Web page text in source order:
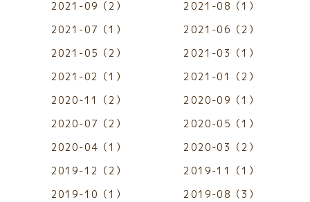
2021-09（2）
2021-08（1）
2021-07（1）
2021-06（2）
2021-05（2）
2021-03（1）
2021-02（1）
2021-01（2）
2020-11（2）
2020-09（1）
2020-07（2）
2020-05（1）
2020-04（1）
2020-03（2）
2019-12（2）
2019-11（1）
2019-10（1）
2019-08（3）